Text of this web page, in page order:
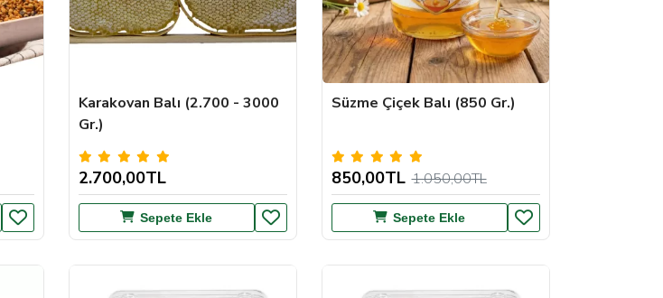
Karakovan Balı (2.700 - 3000
Gr.)
2.700,00TL
Sepete Ekle
Süzme Çiçek Balı (850 Gr.)
850,00TL 1.050,00TL
Sepete Ekle